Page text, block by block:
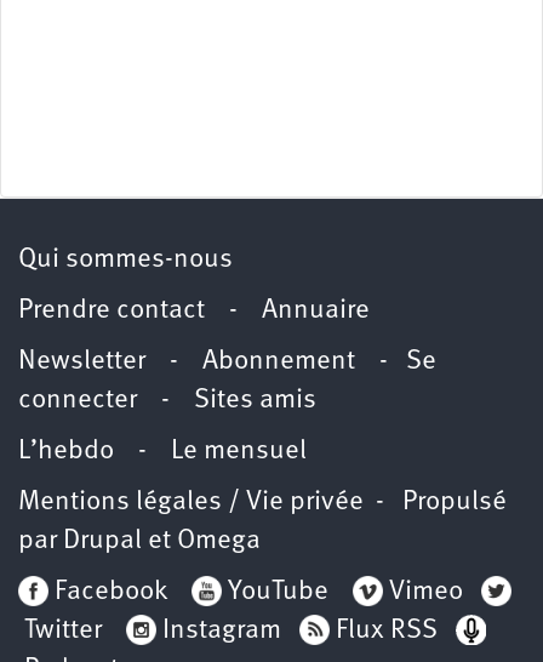
Qui sommes-nous
Prendre contact - Annuaire
Newsletter - Abonnement - Se
connecter- Sites amis
L’hebdo - Le mensuel
Mentions légales / Vie privée - Propulsé
par Drupal et Omega
Facebook
YouTube
Vimeo
Twitter
Instagram
Flux RSS